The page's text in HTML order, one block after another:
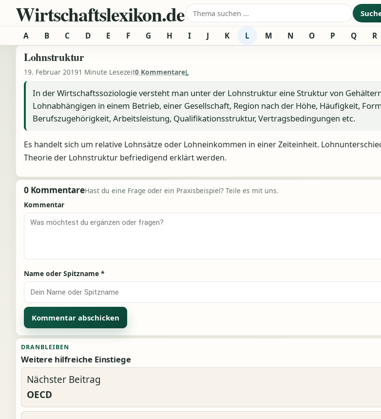
Zum Inhalt springen
Wirtschaftslexikon.deSuche nach:
A B C D E F G H I J K L M N O P Q R
Lohnstruktur
19. Februar 20191 Minute Lesezeit0 KommentareL
In der Wirtschaftssoziologie versteht man unter der Lohnstruktur eine Struktur von
Lohnabhängigen in einem Betrieb, einer Gesellschaft, Region nach der Höhe, Häufigkeit,
Berufszugehörigkeit, Arbeitsleistung, Qualifikationsstruktur, Vertragsbedingungen etc.
Es handelt sich um relative Lohnsätze oder Lohneinkommen in einer Zeiteinheit.
Theorie der Lohnstruktur befriedigend erklärt werden.
0 KommentareHast du eine Frage oder ein Praxisbeispiel? Teile es mit uns.
Kommentar
Name oder Spitzname *
Alternative:
DRANBLEIBEN
Weitere hilfreiche Einstiege
Nächster Beitrag
OECD